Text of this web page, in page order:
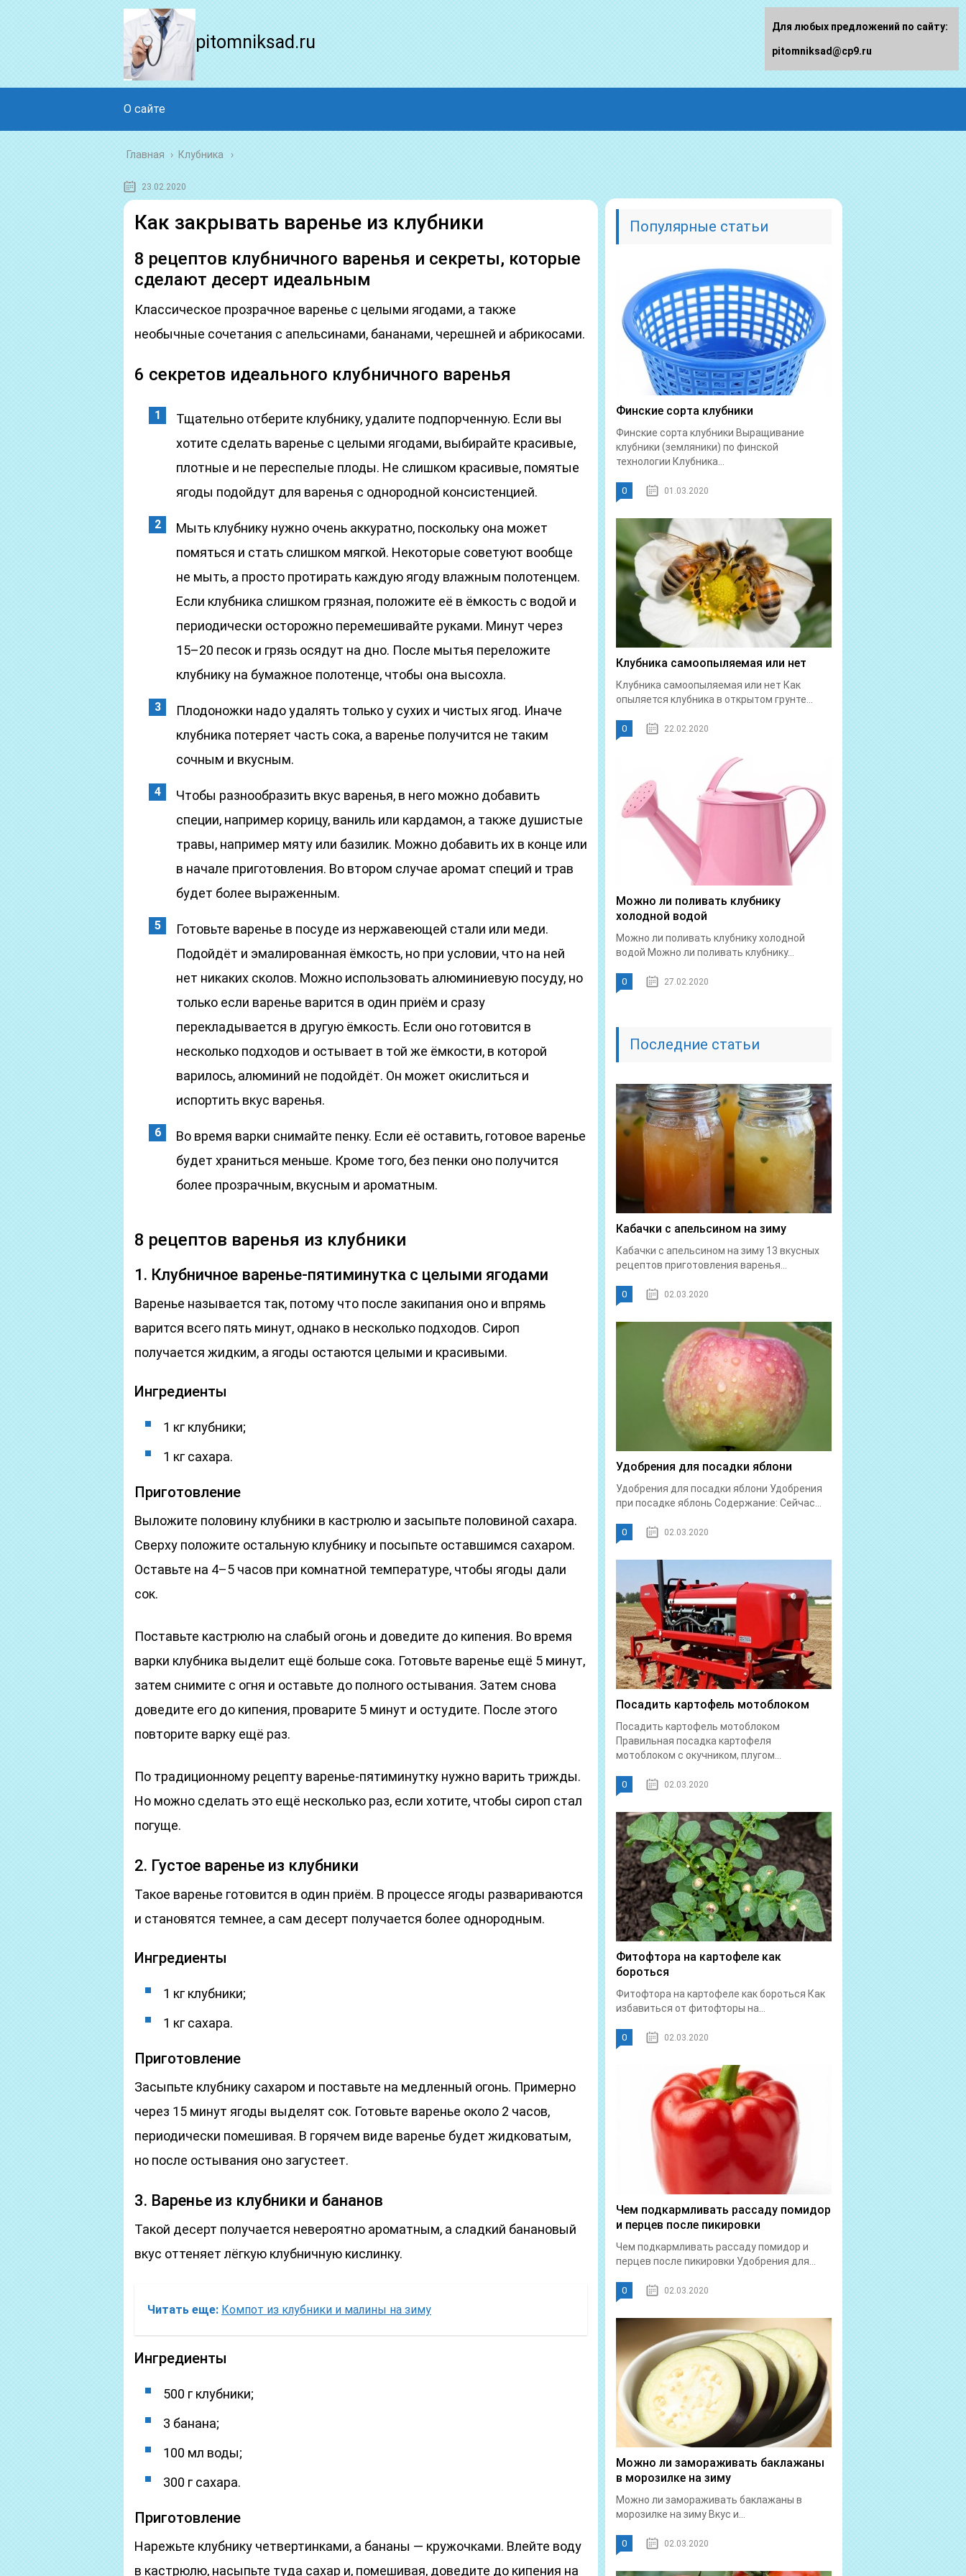
pitomniksad.ru
О сайте
Главная › Клубника
23.02.2020
Как закрывать варенье из клубники
8 рецептов клубничного варенья и секреты, которые
сделают десерт идеальным
Классическое прозрачное варенье с целыми ягодами, а также
необычные сочетания с апельсинами, бананами, черешней и абрикосами.
6 секретов идеального клубничного варенья
Тщательно отберите клубнику, удалите подпорченную. Если вы
хотите сделать варенье с целыми ягодами, выбирайте красивые,
плотные и не переспелые плоды. Не слишком красивые, помятые
ягоды подойдут для варенья с однородной консистенцией.
Мыть клубнику нужно очень аккуратно, поскольку она может
помяться и стать слишком мягкой. Некоторые советуют вообще
не мыть, а просто протирать каждую ягоду влажным полотенцем.
Если клубника слишком грязная, положите её в ёмкость с водой и
периодически осторожно перемешивайте руками. Минут через
15–20 песок и грязь осядут на дно. После мытья переложите
клубнику на бумажное полотенце, чтобы она высохла.
Плодоножки надо удалять только у сухих и чистых ягод. Иначе
клубника потеряет часть сока, а варенье получится не таким
сочным и вкусным.
Чтобы разнообразить вкус варенья, в него можно добавить
специи, например корицу, ваниль или кардамон, а также душистые
травы, например мяту или базилик. Можно добавить их в конце или
в начале приготовления. Во втором случае аромат специй и трав
будет более выраженным.
Готовьте варенье в посуде из нержавеющей стали или меди.
Подойдёт и эмалированная ёмкость, но при условии, что на ней
нет никаких сколов. Можно использовать алюминиевую посуду, но
только если варенье варится в один приём и сразу
перекладывается в другую ёмкость. Если оно готовится в
несколько подходов и остывает в той же ёмкости, в которой
варилось, алюминий не подойдёт. Он может окислиться и
испортить вкус варенья.
Во время варки снимайте пенку. Если её оставить, готовое варенье
будет храниться меньше. Кроме того, без пенки оно получится
более прозрачным, вкусным и ароматным.
8 рецептов варенья из клубники
1. Клубничное варенье-пятиминутка с целыми ягодами
Варенье называется так, потому что после закипания оно и впрямь
варится всего пять минут, однако в несколько подходов. Сироп
получается жидким, а ягоды остаются целыми и красивыми.
Ингредиенты
1 кг клубники;
1 кг сахара.
Приготовление
Выложите половину клубники в кастрюлю и засыпьте половиной сахара.
Сверху положите остальную клубнику и посыпьте оставшимся сахаром.
Оставьте на 4–5 часов при комнатной температуре, чтобы ягоды дали
сок.
Поставьте кастрюлю на слабый огонь и доведите до кипения. Во время
варки клубника выделит ещё больше сока. Готовьте варенье ещё 5 минут,
затем снимите с огня и оставьте до полного остывания. Затем снова
доведите его до кипения, проварите 5 минут и остудите. После этого
повторите варку ещё раз.
По традиционному рецепту варенье-пятиминутку нужно варить трижды.
Но можно сделать это ещё несколько раз, если хотите, чтобы сироп стал
погуще.
2. Густое варенье из клубники
Такое варенье готовится в один приём. В процессе ягоды развариваются
и становятся темнее, а сам десерт получается более однородным.
Ингредиенты
1 кг клубники;
1 кг сахара.
Приготовление
Засыпьте клубнику сахаром и поставьте на медленный огонь. Примерно
через 15 минут ягоды выделят сок. Готовьте варенье около 2 часов,
периодически помешивая. В горячем виде варенье будет жидковатым,
но после остывания оно загустеет.
3. Варенье из клубники и бананов
Такой десерт получается невероятно ароматным, а сладкий банановый
вкус оттеняет лёгкую клубничную кислинку.
Читать еще: Компот из клубники и малины на зиму
Ингредиенты
500 г клубники;
3 банана;
100 мл воды;
300 г сахара.
Приготовление
Нарежьте клубнику четвертинками, а бананы — кружочками. Влейте воду
в кастрюлю, насыпьте туда сахар и, помешивая, доведите до кипения на
Популярные статьи
Финские сорта клубники
Финские сорта клубники Выращивание
клубники (земляники) по финской
технологии Клубника...
0 01.03.2020
Клубника самоопыляемая или нет
Клубника самоопыляемая или нет Как
опыляется клубника в открытом грунте...
0 22.02.2020
Можно ли поливать клубнику
холодной водой
Можно ли поливать клубнику холодной
водой Можно ли поливать клубнику...
0 27.02.2020
Последние статьи
Кабачки с апельсином на зиму
Кабачки с апельсином на зиму 13 вкусных
рецептов приготовления варенья...
0 02.03.2020
Удобрения для посадки яблони
Удобрения для посадки яблони Удобрения
при посадке яблонь Содержание: Сейчас...
0 02.03.2020
Посадить картофель мотоблоком
Посадить картофель мотоблоком
Правильная посадка картофеля
мотоблоком с окучником, плугом...
0 02.03.2020
Фитофтора на картофеле как
бороться
Фитофтора на картофеле как бороться Как
избавиться от фитофторы на...
0 02.03.2020
Чем подкармливать рассаду помидор
и перцев после пикировки
Чем подкармливать рассаду помидор и
перцев после пикировки Удобрения для...
0 02.03.2020
Можно ли замораживать баклажаны
в морозилке на зиму
Можно ли замораживать баклажаны в
морозилке на зиму Вкус и...
0 02.03.2020
Для любых предложений по сайту:
pitomniksad@cp9.ru